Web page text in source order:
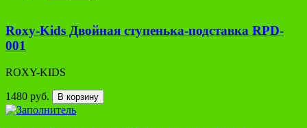
Roxy-Kids Двойная cтупенька-подставка RPD-
001
ROXY-KIDS
1480 руб. В корзину